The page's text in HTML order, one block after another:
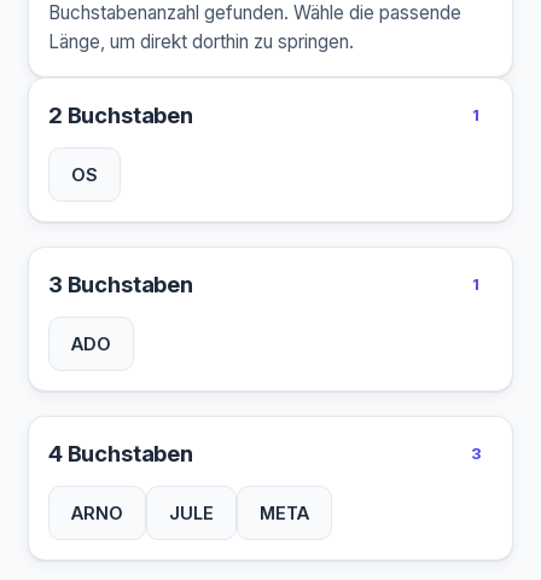
Buchstabenanzahl gefunden. Wähle die passende
Länge, um direkt dorthin zu springen.
2 Buchstaben 1
OS
3 Buchstaben 1
ADO
4 Buchstaben 3
ARNO JULE META